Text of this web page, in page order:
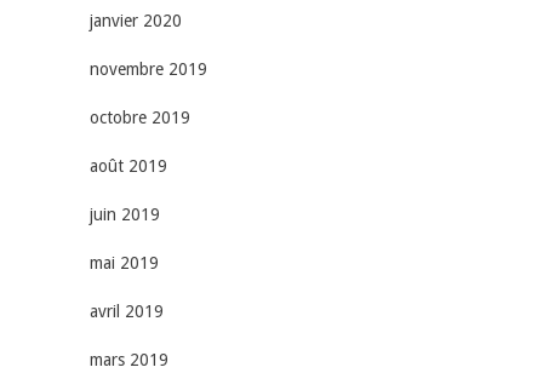
janvier 2020
novembre 2019
octobre 2019
août 2019
juin 2019
mai 2019
avril 2019
mars 2019